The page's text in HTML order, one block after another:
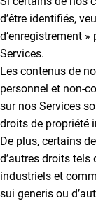
d’être identifiés,
d’enregistrement
Services.
Les contenus de
personnel et non-
sur nos Services
droits de propriété
De plus, certains
d’autres droits tels
industriels et
sui generis ou